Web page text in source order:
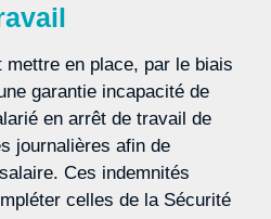
en place, par le biais
garantie incapacité de
en arrêt de travail de
journalières afin de
Ces indemnités
celles de la Sécurité